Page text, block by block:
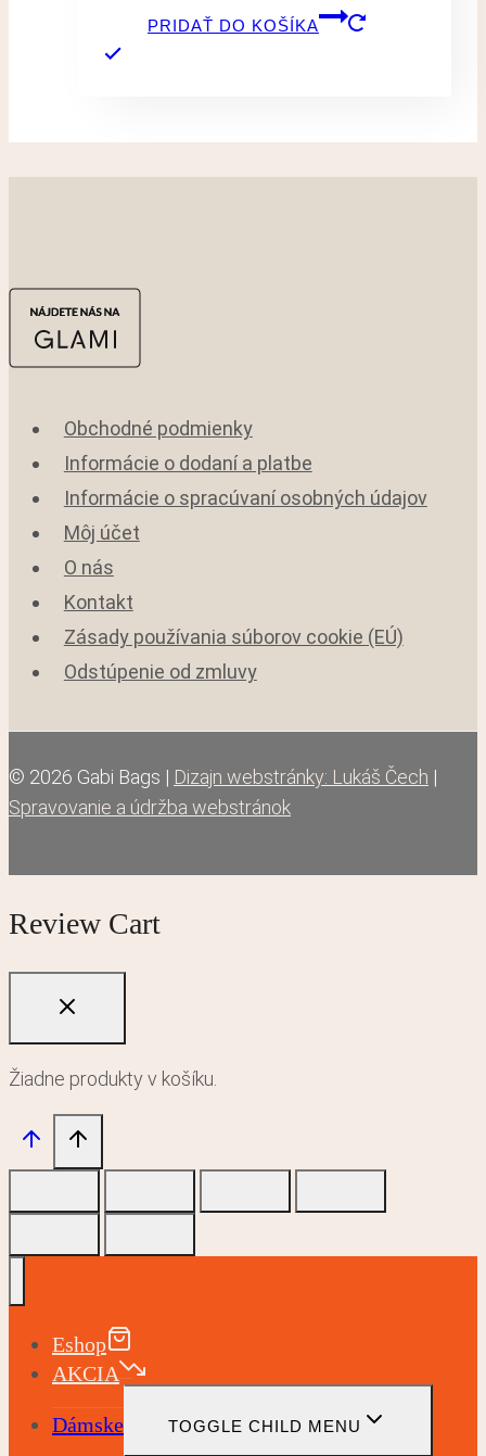
PRIDAŤ DO KOŠÍKA
Obchodné podmienky
Informácie o dodaní a platbe
Informácie o spracúvaní osobných údajov
Môj účet
O nás
Kontakt
Zásady používania súborov cookie (EÚ)
Odstúpenie od zmluvy
© 2026 Gabi Bags | Dizajn webstránky: Lukáš Čech |
Spravovanie a údržba webstránok
Review Cart
Žiadne produkty v košíku.
Eshop
AKCIA
Dámske TOGGLE CHILD MENU